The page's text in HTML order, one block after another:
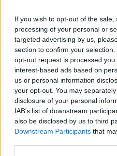
If you wish to opt-out of the
processing of your personal or
targeted advertising by us,
section to confirm your
opt-out request is processed
interest-based ads based on
us or personal information
your opt-out. You may
disclosure of your personal
IAB’s list of downstream
also be disclosed by us to third
Downstream Participants that
ESG Report 2025: Πώς η ΑΒ
βιωσιμότητα σε καθημερινή πράξη
ΠΕΡΙΣΣΌΤΕΡΑ ΣΕ